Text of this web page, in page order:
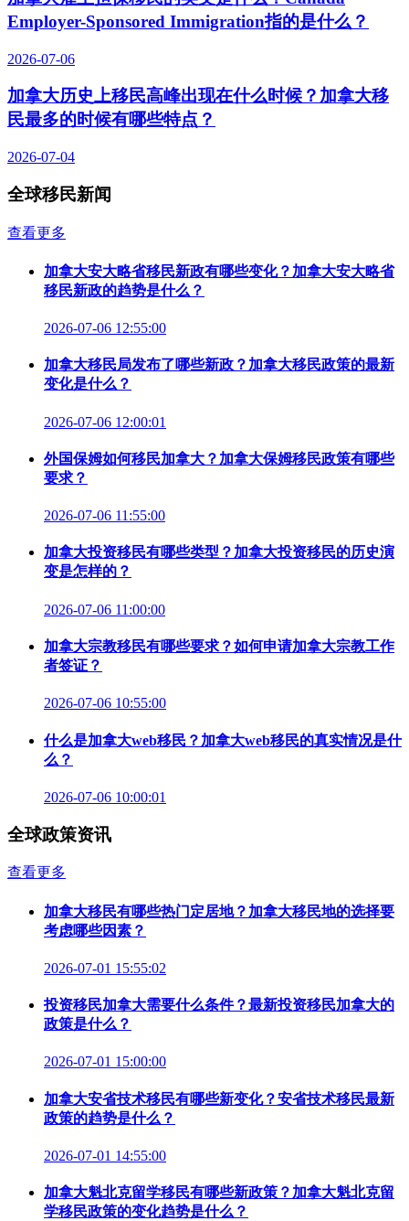
Employer-Sponsored Immigration指的是什么？
2026-07-06
加拿大历史上移民高峰出现在什么时候？加拿大移
民最多的时候有哪些特点？
2026-07-04
全球移民新闻
查看更多
加拿大安大略省移民新政有哪些变化？加拿大安大略省
移民新政的趋势是什么？
2026-07-06 12:55:00
加拿大移民局发布了哪些新政？加拿大移民政策的最新
变化是什么？
2026-07-06 12:00:01
外国保姆如何移民加拿大？加拿大保姆移民政策有哪些
要求？
2026-07-06 11:55:00
加拿大投资移民有哪些类型？加拿大投资移民的历史演
变是怎样的？
2026-07-06 11:00:00
加拿大宗教移民有哪些要求？如何申请加拿大宗教工作
者签证？
2026-07-06 10:55:00
什么是加拿大web移民？加拿大web移民的真实情况是什
么？
2026-07-06 10:00:01
全球政策资讯
查看更多
加拿大移民有哪些热门定居地？加拿大移民地的选择要
考虑哪些因素？
2026-07-01 15:55:02
投资移民加拿大需要什么条件？最新投资移民加拿大的
政策是什么？
2026-07-01 15:00:00
加拿大安省技术移民有哪些新变化？安省技术移民最新
政策的趋势是什么？
2026-07-01 14:55:00
加拿大魁北克留学移民有哪些新政策？加拿大魁北克留
学移民政策的变化趋势是什么？